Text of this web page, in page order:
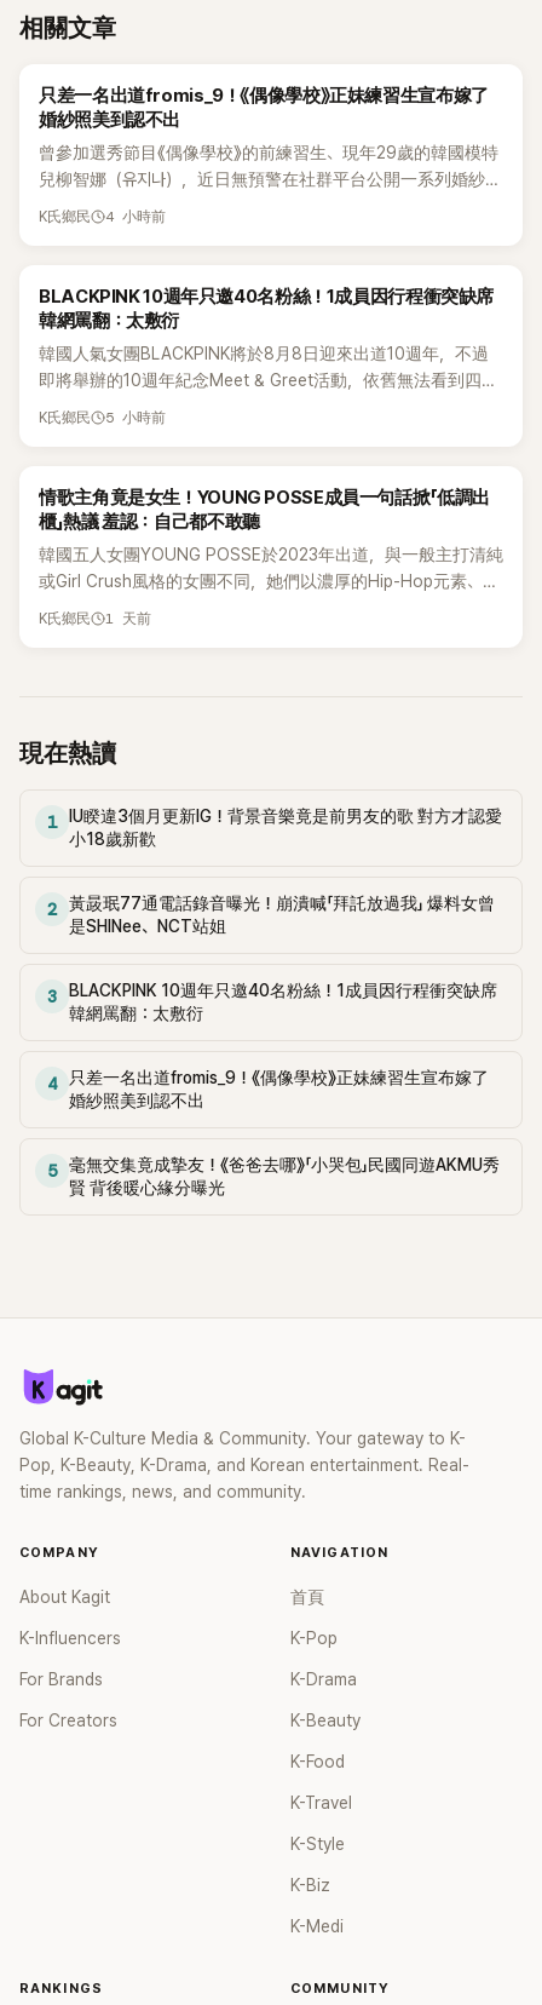
相關文章
K-POP
只差一名出道fromis_9！《偶像學校》正妹練習生宣布嫁了
婚紗照美到認不出
曾參加選秀節目《偶像學校》的前練習生、現年29歲的韓國模特
兒柳智娜（유지나），近日無預警在社群平台公開一系列婚紗
照，親自宣布即將步入婚姻，消息曝光後讓不少曾追看節目的
K氏鄉民 4 小時前
K-POP
BLACKPINK 10週年只邀40名粉絲！1成員因行程衝突缺席
韓網罵翻：太敷衍
韓國人氣女團BLACKPINK將於8月8日迎來出道10週年，不過
即將舉辦的10週年紀念Meet & Greet活動，依舊無法看到四人
合體。根據韓媒《MyDaily》7日報導，當天將由Jisoo（智秀）、
K氏鄉民 5 小時前
K-POP
情歌主角竟是女生！YOUNG POSSE成員一句話掀「低調出
櫃」熱議 羞認：自己都不敢聽
韓國五人女團YOUNG POSSE於2023年出道，與一般主打清純
或Girl Crush風格的女團不同，她們以濃厚的Hip-Hop元素、自
創Rap及成員親自參與創作為特色，MV也融入美式街頭、塗
K氏鄉民 1 天前
現在熱讀
1
IU睽違3個月更新IG！背景音樂竟是前男友的歌 對方才認愛
小18歲新歡
2
黃晸珉77通電話錄音曝光！崩潰喊「拜託放過我」 爆料女曾
是SHINee、NCT站姐
3
BLACKPINK 10週年只邀40名粉絲！1成員因行程衝突缺席
韓網罵翻：太敷衍
4
只差一名出道fromis_9！《偶像學校》正妹練習生宣布嫁了
婚紗照美到認不出
5
毫無交集竟成摯友！《爸爸去哪》「小哭包」民國同遊AKMU秀
賢 背後暖心緣分曝光
Global K-Culture Media & Community. Your gateway to K-
Pop, K-Beauty, K-Drama, and Korean entertainment. Real-
time rankings, news, and community.
COMPANY
About Kagit
K-Influencers
For Brands
For Creators
NAVIGATION
首頁
K-Pop
K-Drama
K-Beauty
K-Food
K-Travel
K-Style
K-Biz
K-Medi
RANKINGS COMMUNITY